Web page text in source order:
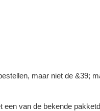
maar niet de &39;
van de bekende